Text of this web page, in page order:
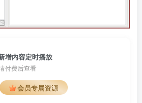
增内容定时播放
付费后查看
会员专属资源